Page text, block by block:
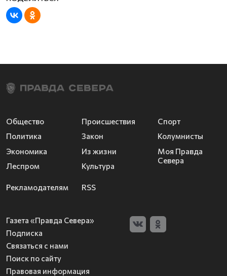
Общество
Политика
Экономика
Леспром
Происшествия
Закон
Из жизни
Культура
Спорт
Колумнисты
Моя Правда
Севера
Рекламодателям RSS
Газета «Правда Севера»
Подписка
Связаться с нами
Поиск по сайту
Правовая информация